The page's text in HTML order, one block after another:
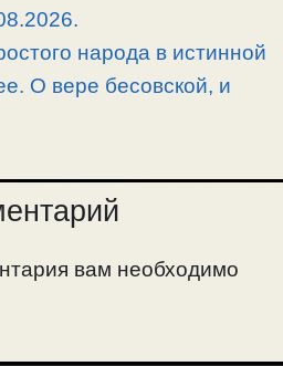
народа в истинной
О вере бесовской, и
вам необходимо